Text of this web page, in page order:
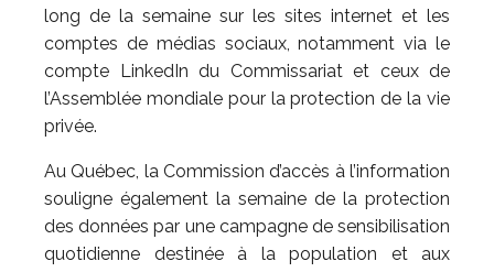
long de la semaine sur les sites internet et les
comptes de médias sociaux, notamment via le
compte LinkedIn du Commissariat et ceux de
l’Assemblée mondiale pour la protection de la vie
privée.
Au Québec, la Commission d’accès à l’information
souligne également la semaine de la protection
des données par une campagne de sensibilisation
quotidienne destinée à la population et aux